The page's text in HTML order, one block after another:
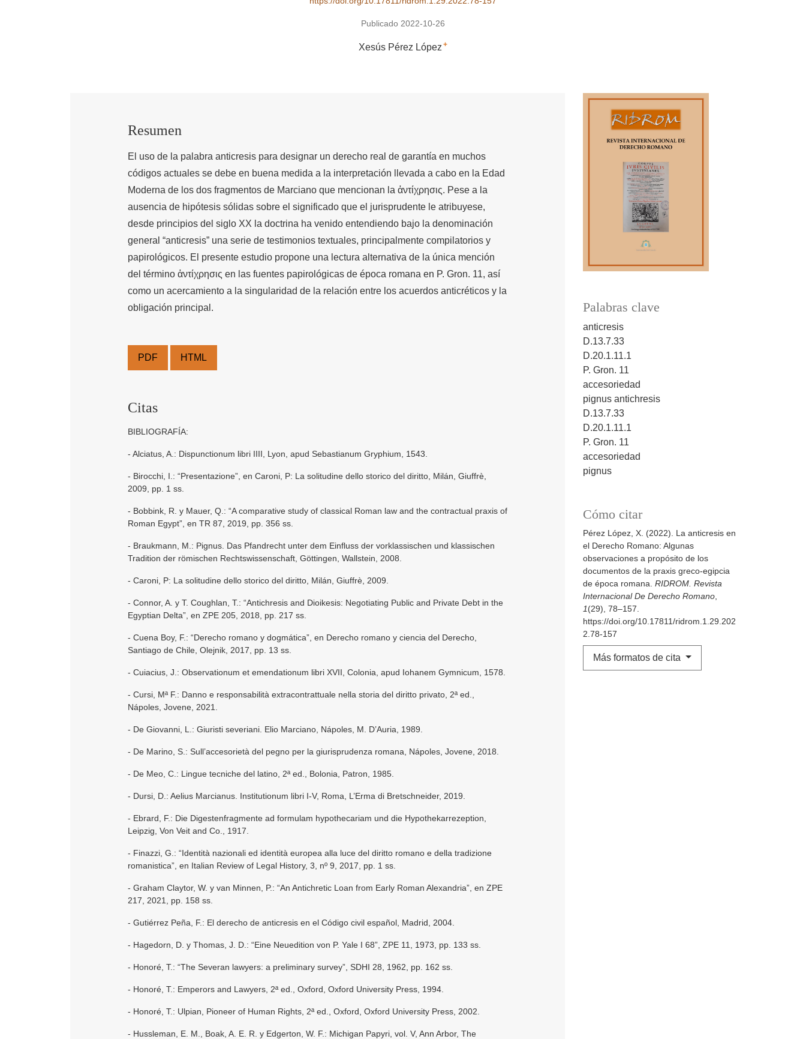
Publicado 2022-10-26
Xesús Pérez López +
Palabras clave
anticresis
D.13.7.33
D.20.1.11.1
P. Gron. 11
accesoriedad
pignus antichresis
D.13.7.33
D.20.1.11.1
P. Gron. 11
accesoriedad
pignus
Cómo citar
Pérez López, X. (2022). La anticresis en
el Derecho Romano: Algunas
observaciones a propósito de los
documentos de la praxis greco-egipcia
de época romana. RIDROM. Revista
Internacional De Derecho Romano
1(29), 78–157.
https://doi.org/10.17811/ridrom.1.29.202
2.78-157
Más formatos de cita
Resumen
El uso de la palabra anticresis para designar un derecho real de garantía en muchos
códigos actuales se debe en buena medida a la interpretación llevada a cabo en la Edad
Moderna de los dos fragmentos de Marciano que mencionan la ἀντίχρησις. Pese a la
ausencia de hipótesis sólidas sobre el significado que el jurisprudente le atribuyese,
desde principios del siglo XX la doctrina ha venido entendiendo bajo la denominación
general “anticresis” una serie de testimonios textuales, principalmente compilatorios y
papirológicos. El presente estudio propone una lectura alternativa de la única mención
del término ἀντίχρησις en las fuentes papirológicas de época romana en P. Gron. 11, así
como un acercamiento a la singularidad de la relación entre los acuerdos anticréticos y la
obligación principal.
PDF HTML
Citas
BIBLIOGRAFÍA:
- Alciatus, A.: Dispunctionum libri IIII, Lyon, apud Sebastianum Gryphium, 1543.
- Birocchi, I.: “Presentazione”, en Caroni, P: La solitudine dello storico del diritto, Milán, Giuffrè,
2009, pp. 1 ss.
- Bobbink, R. y Mauer, Q.: “A comparative study of classical Roman law and the contractual praxis of
Roman Egypt”, en TR 87, 2019, pp. 356 ss.
- Braukmann, M.: Pignus. Das Pfandrecht unter dem Einfluss der vorklassischen und klassischen
Tradition der römischen Rechtswissenschaft, Göttingen, Wallstein, 2008.
- Caroni, P: La solitudine dello storico del diritto, Milán, Giuffrè, 2009.
- Connor, A. y T. Coughlan, T.: “Antichresis and Dioikesis: Negotiating Public and Private Debt in the
Egyptian Delta”, en ZPE 205, 2018, pp. 217 ss.
- Cuena Boy, F.: “Derecho romano y dogmática”, en Derecho romano y ciencia del Derecho,
Santiago de Chile, Olejnik, 2017, pp. 13 ss.
- Cuiacius, J.: Observationum et emendationum libri XVII, Colonia, apud Iohanem Gymnicum, 1578.
- Cursi, Mª F.: Danno e responsabilità extracontrattuale nella storia del diritto privato, 2ª ed.,
Nápoles, Jovene, 2021.
- De Giovanni, L.: Giuristi severiani. Elio Marciano, Nápoles, M. D’Auria, 1989.
- De Marino, S.: Sull’accesorietà del pegno per la giurisprudenza romana, Nápoles, Jovene, 2018.
- De Meo, C.: Lingue tecniche del latino, 2ª ed., Bolonia, Patron, 1985.
- Dursi, D.: Aelius Marcianus. Institutionum libri I-V, Roma, L’Erma di Bretschneider, 2019.
- Ebrard, F.: Die Digestenfragmente ad formulam hypothecariam und die Hypothekarrezeption,
Leipzig, Von Veit and Co., 1917.
- Finazzi, G.: “Identità nazionali ed identità europea alla luce del diritto romano e della tradizione
romanistica”, en Italian Review of Legal History, 3, nº 9, 2017, pp. 1 ss.
- Graham Claytor, W. y van Minnen, P.: “An Antichretic Loan from Early Roman Alexandria”, en ZPE
217, 2021, pp. 158 ss.
- Gutiérrez Peña, F.: El derecho de anticresis en el Código civil español, Madrid, 2004.
- Hagedorn, D. y Thomas, J. D.: “Eine Neuedition von P. Yale I 68”, ZPE 11, 1973, pp. 133 ss.
- Honoré, T.: “The Severan lawyers: a preliminary survey”, SDHI 28, 1962, pp. 162 ss.
- Honoré, T.: Emperors and Lawyers, 2ª ed., Oxford, Oxford University Press, 1994.
- Honoré, T.: Ulpian, Pioneer of Human Rights, 2ª ed., Oxford, Oxford University Press, 2002.
- Hussleman, E. M., Boak, A. E. R. y Edgerton, W. F.: Michigan Papyri, vol. V, Ann Arbor, The